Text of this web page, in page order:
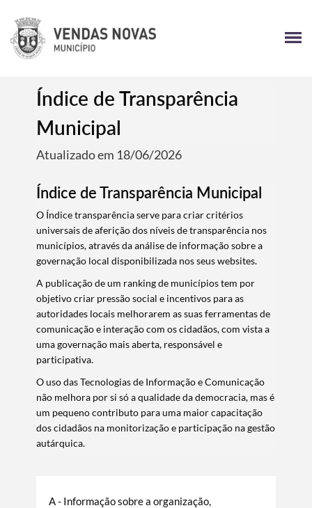
Índice de Transparência
Municipal
Atualizado em 18/06/2026
Índice de Transparência Municipal
O Índice transparência serve para criar critérios
universais de aferição dos níveis de transparência nos
municípios, através da análise de informação sobre a
governação local disponibilizada nos seus websites.
A publicação de um ranking de municípios tem por
objetivo criar pressão social e incentivos para as
autoridades locais melhorarem as suas ferramentas de
comunicação e interação com os cidadãos, com vista a
uma governação mais aberta, responsável e
participativa.
O uso das Tecnologias de Informação e Comunicação
não melhora por si só a qualidade da democracia, mas é
um pequeno contributo para uma maior capacitação
dos cidadãos na monitorização e participação na gestão
autárquica.
A - Informação sobre a organização,